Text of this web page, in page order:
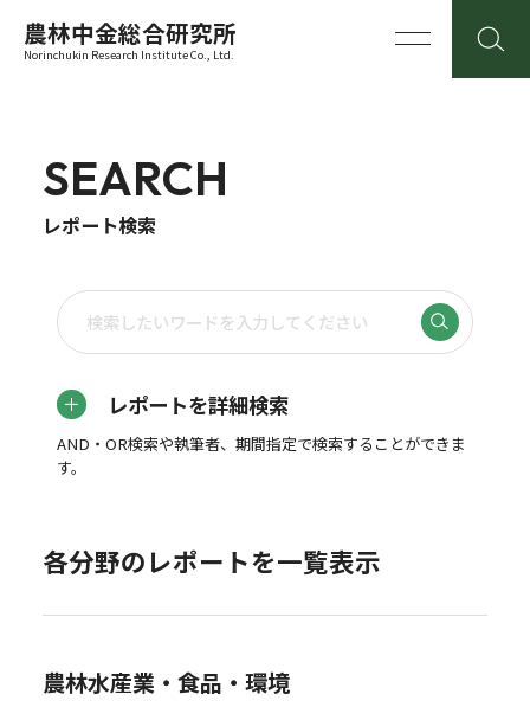
農林中金総合研究所
Norinchukin Research Institute Co., Ltd.
SEARCH
レポート検索
レポートを詳細検索
AND・OR検索や執筆者、期間指定で検索することができま
す。
各分野のレポートを一覧表示
農林水産業・食品・環境